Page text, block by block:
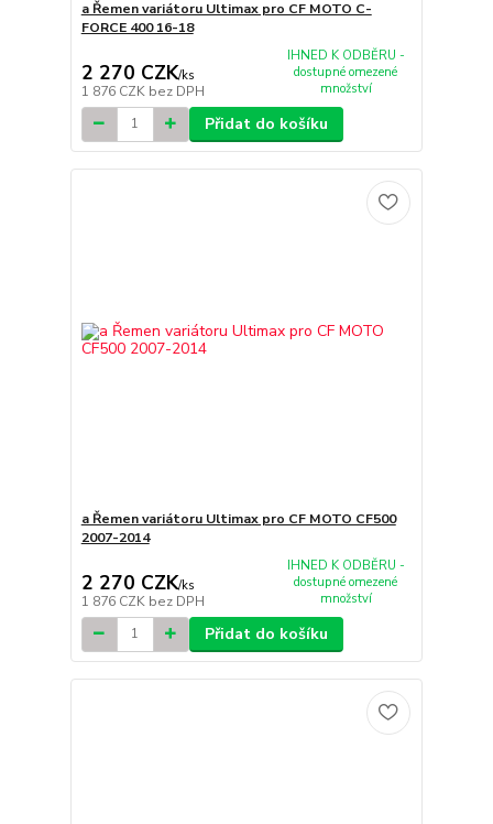
a Řemen variátoru Ultimax pro CF MOTO C-
FORCE 400 16-18
2 270 CZK/ks
1 876 CZK bez DPH
IHNED K ODBĚRU -
dostupné omezené
množství
Přidat do košíku
a Řemen variátoru Ultimax pro CF MOTO CF500
2007-2014
2 270 CZK/ks
1 876 CZK bez DPH
IHNED K ODBĚRU -
dostupné omezené
množství
Přidat do košíku